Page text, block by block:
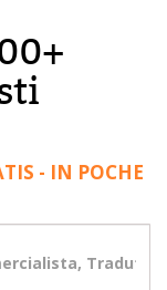
- IN POCHE